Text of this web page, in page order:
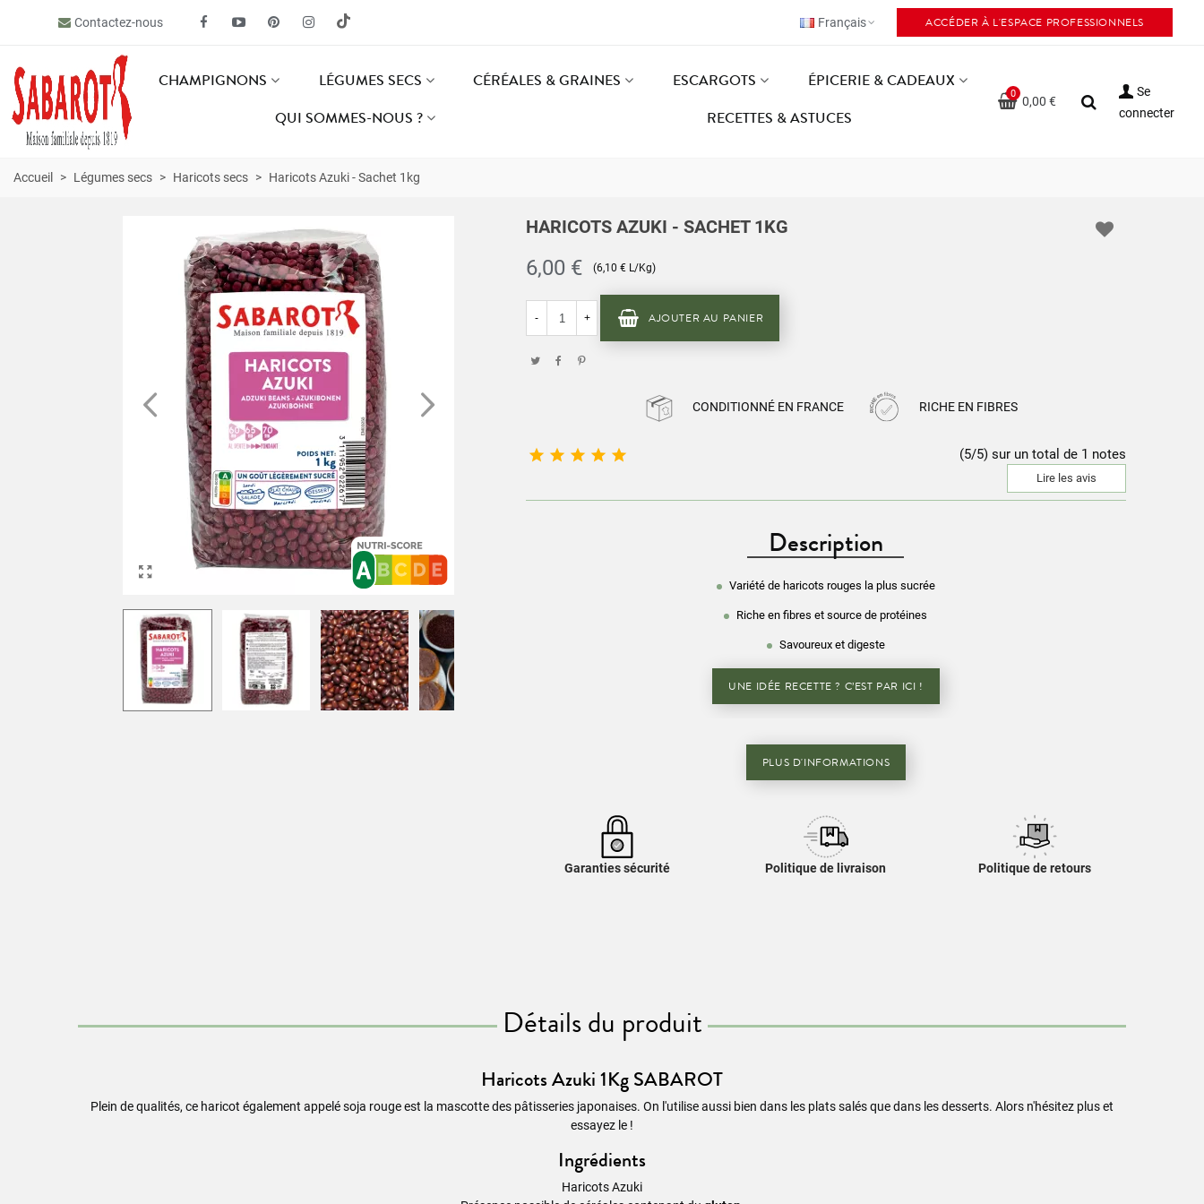
Contactez-nous Français ACCÉDER À L'ESPACE PROFESSIONNELS
CHAMPIGNONS LÉGUMES SECS CÉRÉALES & GRAINES ESCARGOTS
ÉPICERIE & CADEAUX
QUI SOMMES-NOUS ?
RECETTES & ASTUCES
0
0,00 €
Se
connecter
Accueil > Légumes secs > Haricots secs > Haricots Azuki - Sachet 1kg
HARICOTS AZUKI - SACHET 1KG
6,00 € (6,10 € L/Kg)
- + AJOUTER AU PANIER
CONDITIONNÉ EN FRANCE RICHE EN FIBRES
     (5/5) sur un total de 1 notes
Lire les avis
Description
Variété de haricots rouges la plus sucrée
Riche en fibres et source de protéines
Savoureux et digeste
UNE IDÉE RECETTE ? C’EST PAR ICI !
PLUS D'INFORMATIONS
Garanties sécurité Politique de livraison Politique de retours
Détails du produit
Haricots Azuki 1Kg SABAROT
Plein de qualités, ce haricot également appelé soja rouge est la mascotte des pâtisseries japonaises. On l'utilise aussi bien dans les plats salés que dans les desserts. Alors n'hésitez plus et
essayez le !
Ingrédients
Haricots Azuki